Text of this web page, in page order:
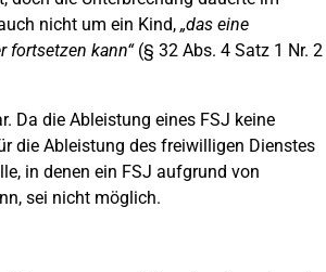
nicht um ein Kind, „das eine
fortsetzen kann“ (§ 32 Abs. 4 Satz 1 Nr. 2
Da die Ableistung eines FSJ keine
die Ableistung des freiwilligen Dienstes
in denen ein FSJ aufgrund von
sei nicht möglich.